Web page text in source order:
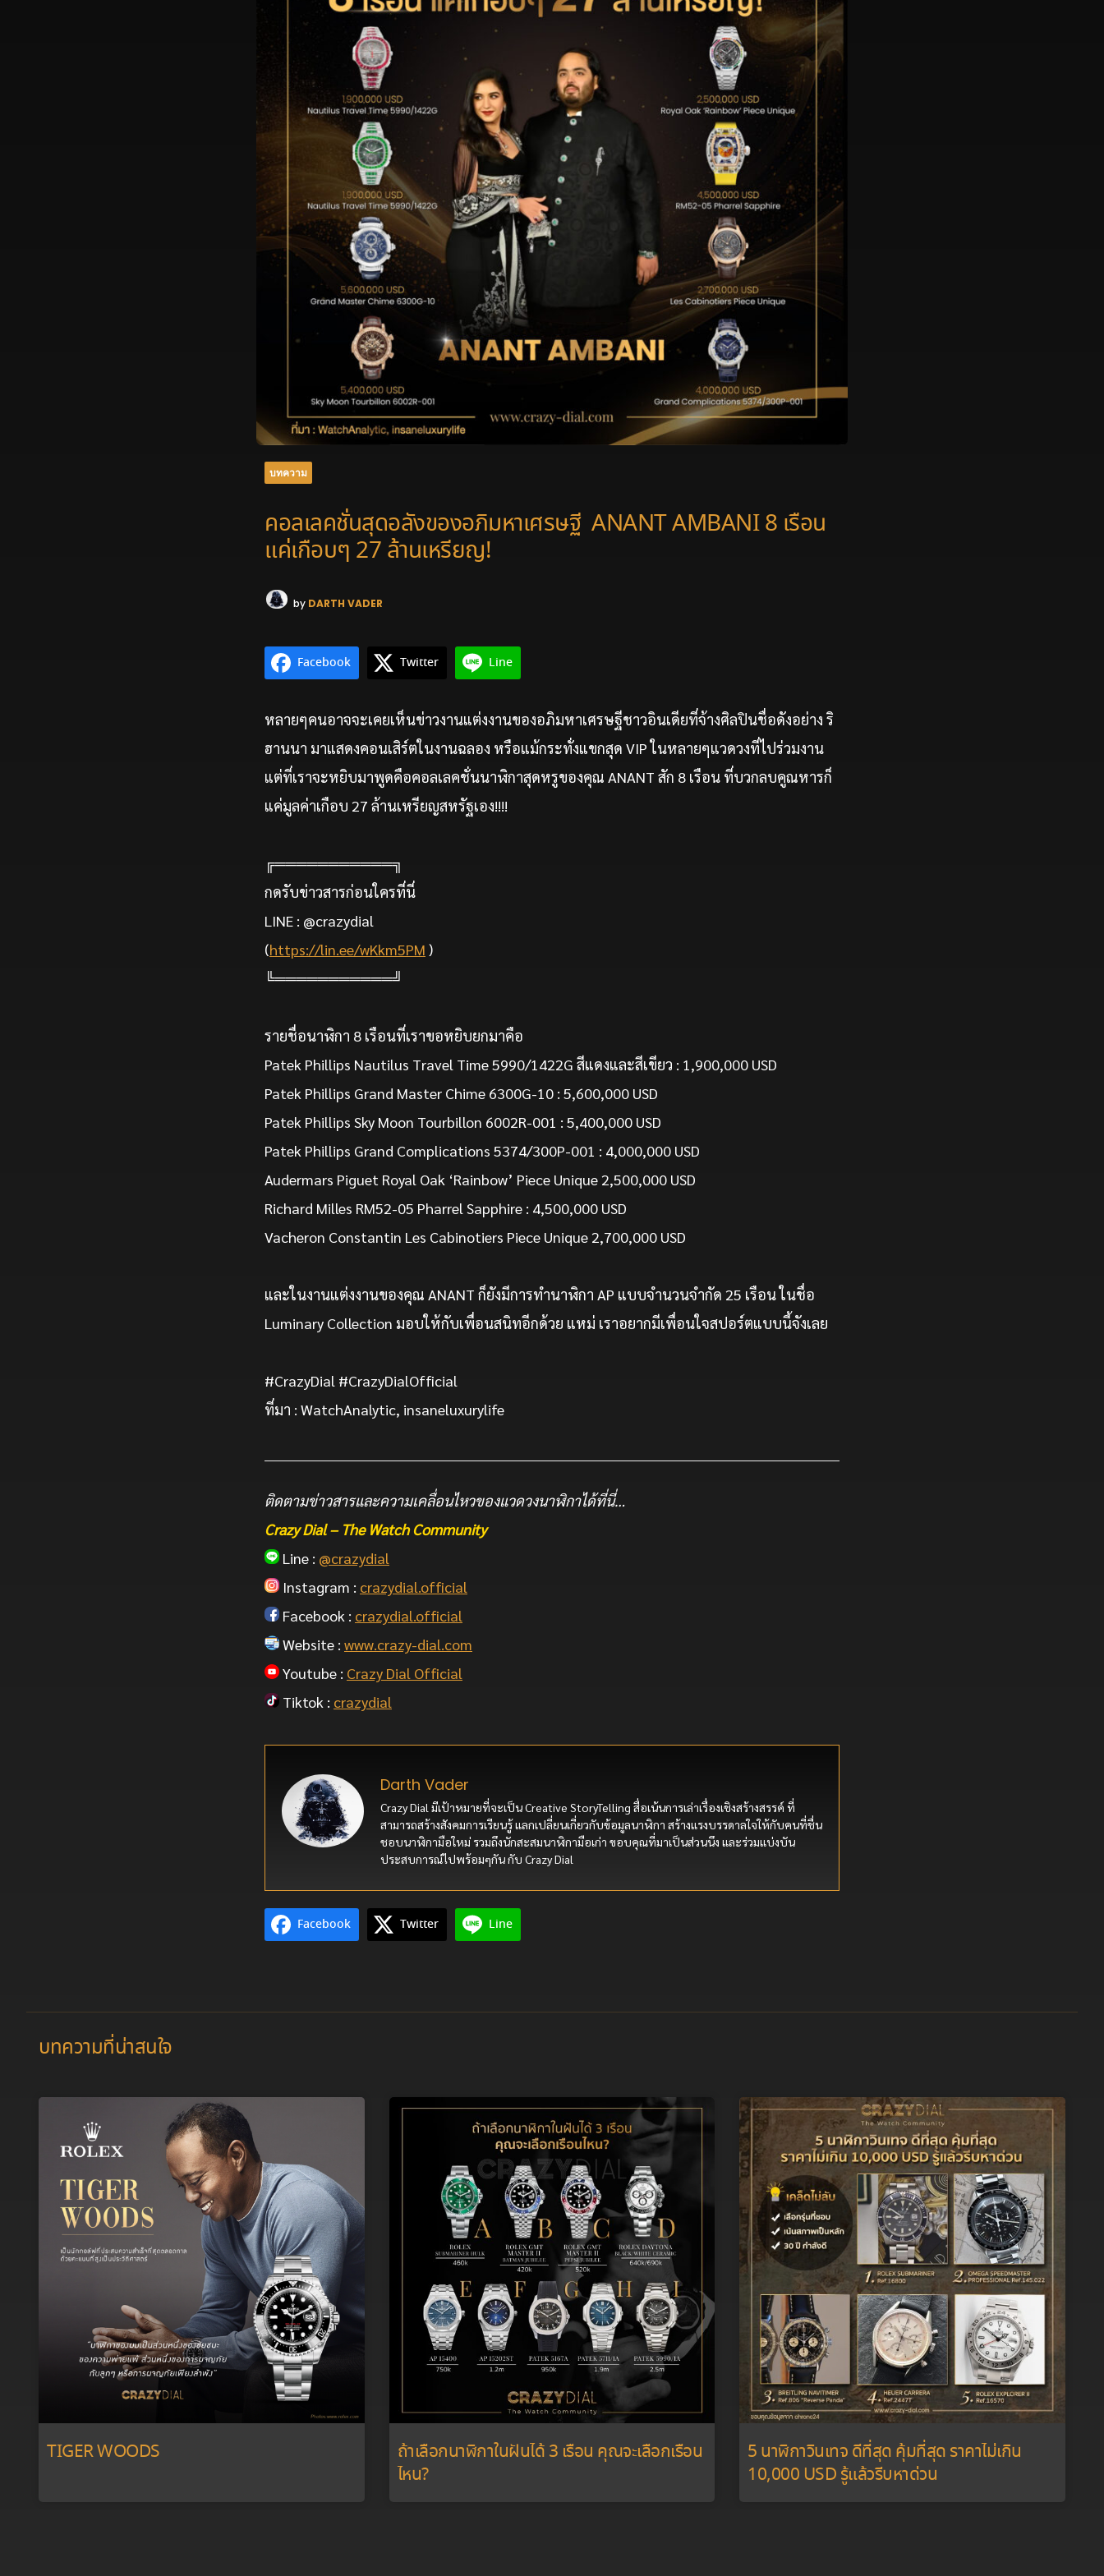
บทความ
คอลเลคชั่นสุดอลังของอภิมหาเศรษฐี ANANT AMBANI 8 เรือน
แค่เกือบๆ 27 ล้านเหรียญ!
by DARTH VADER
Facebook Twitter Line
หลายๆคนอาจจะเคยเห็นข่าวงานแต่งงานของอภิมหาเศรษฐีชาวอินเดียที่จ้างศิลปินชื่อดังอย่าง ริ
ฮานนา มาแสดงคอนเสิร์ตในงานฉลอง หรือแม้กระทั่งแขกสุด VIP ในหลายๆแวดวงที่ไปร่วมงาน
แต่ที่เราจะหยิบมาพูดคือคอลเลคชั่นนาฬิกาสุดหรูของคุณ ANANT สัก 8 เรือน ที่บวกลบคูณหารก็
แค่มูลค่าเกือบ 27 ล้านเหรียญสหรัฐเอง!!!!
╔═══════════╗
กดรับข่าวสารก่อนใครที่นี่
LINE : @crazydial
(https://lin.ee/wKkm5PM )
╚═══════════╝
รายชื่อนาฬิกา 8 เรือนที่เราขอหยิบยกมาคือ
Patek Phillips Nautilus Travel Time 5990/1422G สีแดงและสีเขียว : 1,900,000 USD
Patek Phillips Grand Master Chime 6300G-10 : 5,600,000 USD
Patek Phillips Sky Moon Tourbillon 6002R-001 : 5,400,000 USD
Patek Phillips Grand Complications 5374/300P-001 : 4,000,000 USD
Audermars Piguet Royal Oak ‘Rainbow’ Piece Unique 2,500,000 USD
Richard Milles RM52-05 Pharrel Sapphire : 4,500,000 USD
Vacheron Constantin Les Cabinotiers Piece Unique 2,700,000 USD
และในงานแต่งงานของคุณ ANANT ก็ยังมีการทำนาฬิกา AP แบบจำนวนจำกัด 25 เรือน ในชื่อ
Luminary Collection มอบให้กับเพื่อนสนิทอีกด้วย แหม่ เราอยากมีเพื่อนใจสปอร์ตแบบนี้จังเลย
#CrazyDial #CrazyDialOfficial
ที่มา : WatchAnalytic, insaneluxurylife
ติดตามข่าวสารและความเคลื่อนไหวของแวดวงนาฬิกาได้ที่นี่…
Crazy Dial – The Watch Community
Line : @crazydial
Instagram : crazydial.official
Facebook : crazydial.official
Website : www.crazy-dial.com
Youtube : Crazy Dial Official
Tiktok : crazydial
Darth Vader
Crazy Dial มีเป้าหมายที่จะเป็น Creative StoryTelling สื่อเน้นการเล่าเรื่องเชิงสร้างสรรค์ ที่
สามารถสร้างสังคมการเรียนรู้ แลกเปลี่ยนเกี่ยวกับข้อมูลนาฬิกา สร้างแรงบรรดาลใจให้กับคนที่ชื่น
ชอบนาฬิกามือใหม่ รวมถึงนักสะสมนาฬิกามือเก่า ขอบคุณที่มาเป็นส่วนนึง และร่วมแบ่งบัน
ประสบการณ์ไปพร้อมๆกัน กับ Crazy Dial
Facebook Twitter Line
บทความที่น่าสนใจ
TIGER WOODS
ถ้าเลือกนาฬิกาในฝันได้ 3 เรือน คุณจะเลือกเรือน
ไหน?
5 นาฬิกาวินเทจ ดีที่สุด คุ้มที่สุด ราคาไม่เกิน
10,000 USD รู้แล้วรีบหาด่วน